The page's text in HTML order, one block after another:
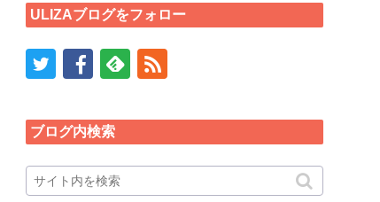
ULIZAブログをフォロー
ブログ内検索